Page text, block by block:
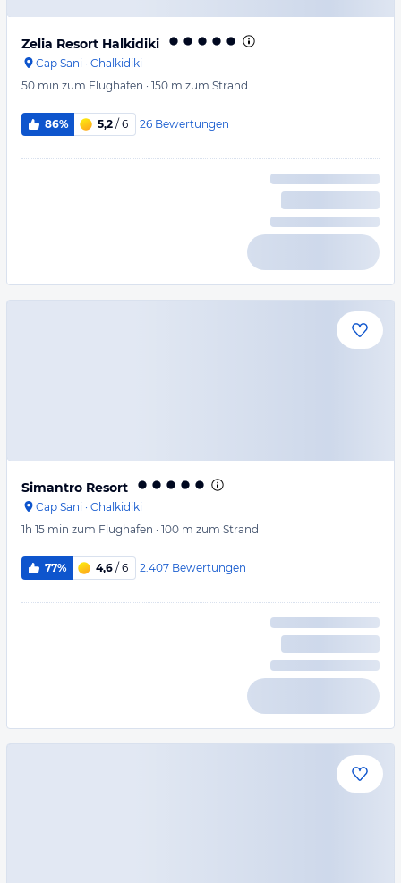
Zelia Resort Halkidiki
Cap Sani · Chalkidiki
50 min zum Flughafen · 150 m zum Strand
86% 5,2 / 6 26 Bewertungen
Simantro Resort
Cap Sani · Chalkidiki
1h 15 min zum Flughafen · 100 m zum Strand
77% 4,6 / 6 2.407 Bewertungen